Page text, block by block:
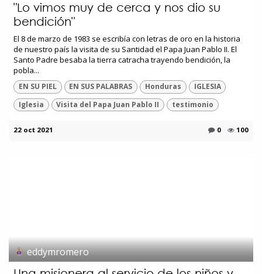
"Lo vimos muy de cerca y nos dio su
bendición"
El 8 de marzo de 1983 se escribía con letras de oro en la historia
de nuestro país la visita de su Santidad el Papa Juan Pablo II. El
Santo Padre besaba la tierra catracha trayendo bendición, la
pobla...
EN SU PIEL EN SUS PALABRAS Honduras
IGLESIA
Iglesia
Visita del Papa Juan Pablo II testimonio
22 oct 2021 0 100
eddymromero